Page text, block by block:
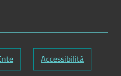
Accessibilità